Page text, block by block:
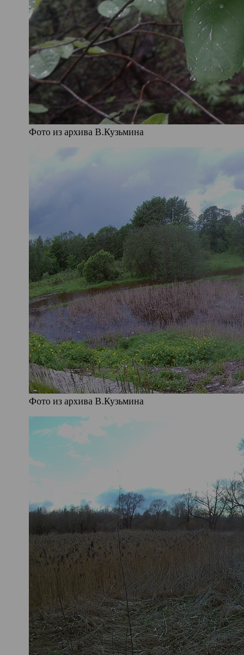
Фото из архива В.Кузьмина
Фото из архива В.Кузьмина